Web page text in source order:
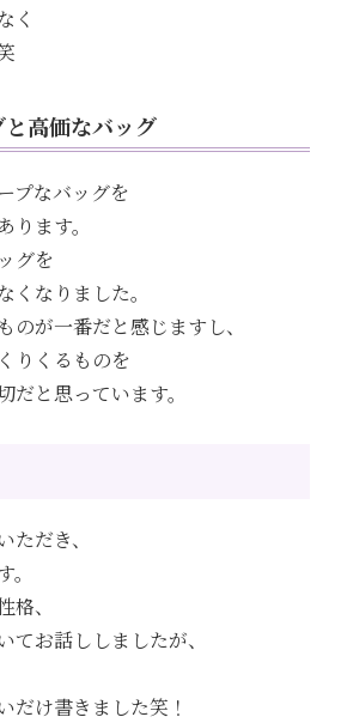
く
高価なバッグ
プなバッグを
ます。
グを
くなりました。
のが一番だと感じますし、
りくるものを
と思っています。
ただき、
、
てお話ししましたが、
だけ書きました笑！